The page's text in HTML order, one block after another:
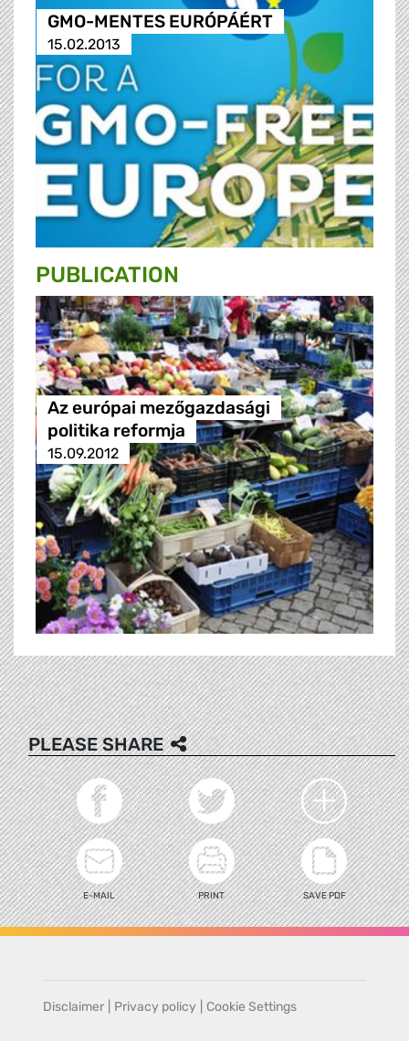
GMO-MENTES EURÓPÁÉRT
15.02.2013
PUBLICATION
Az európai mezőgazdasági
politika reformja
15.09.2012
PLEASE SHARE
E-MAIL PRINT SAVE PDF
Disclaimer Privacy policy Cookie Settings